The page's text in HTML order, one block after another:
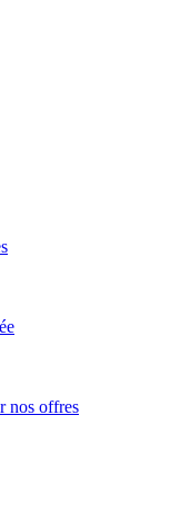
nos offres